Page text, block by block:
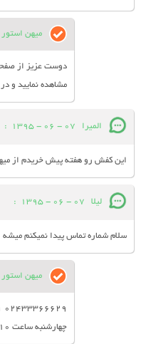
میهن استور
دوست عزیز از
مشاهده نمایید و
المیرا 07 - 06 - 1395
:
این کفش رو هفته پیش خریدم از
لیلا 07 - 06 - 1395
:
سلام شماره تماس پیدا نمیکنم میشه
میهن استور
چهارشنبه ساعت 10 الی 14